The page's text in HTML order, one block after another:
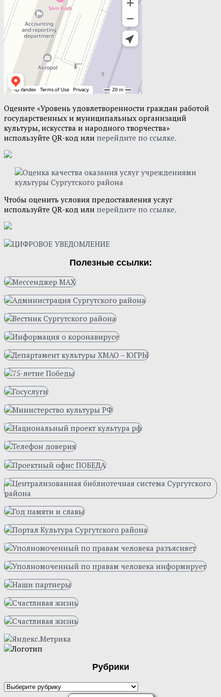
Оцените «Уровень удовлетворенности граждан работой
государственных и муниципальных организаций
культуры, искусства и народного творчества»
используйте QR-код или перейдите по ссылке.
Чтобы оценить условия предоставления услуг
используйте QR-код или перейдите по ссылке.
Полезные ссылки:
Рубрики
Рубрики